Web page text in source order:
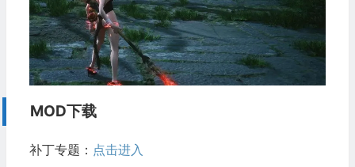
MOD下载
补丁专题： 点击进入